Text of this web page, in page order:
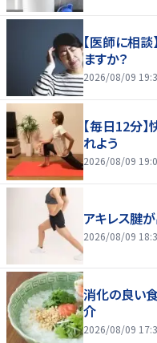
【医師に相
ますか？
2026/08/09
【毎日12分
れよう
2026/08/09
アキレス腱
2026/08/09
消化の良い
介
2026/08/09